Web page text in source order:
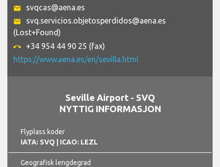
email svqcas@aena.es
email
svq.servicios.objetosperdidos@aena.es
(Lost+Found)
call_end
+34 954 44 90 25 (fax)
https://www.aena.es/en/sevilla.html
Seville Airport - SVQ
NYTTIG INFORMASJON
Flyplass koder
IATA: SVQ
| ICAO: LEZL
Geografisk lengdegrad